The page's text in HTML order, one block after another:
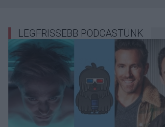
LEGFRISSEBB PODCASTÜNK